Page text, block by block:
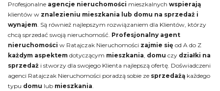
Profesjonalne agencje nieruchomości mieszkalnych wspierają
klientów w znalezieniu mieszkania lub domu na sprzedaż i
wynajem. Są również najlepszym rozwiązaniem dla Klientów, którzy
chcą sprzedać swoją nieruchomość. Profesjonalny agent
nieruchomości w Ratajczak Nieruchomości zajmie się od A do Z
każdym aspektem dotyczącym mieszkania, domu czy działki na
sprzedaż i stworzy dla swojego Klienta najlepszą ofertę. Doświadczeni
agenci Ratajczak Nieruchomości poradzą sobie ze sprzedażą każdego
typu domu lub mieszkania.